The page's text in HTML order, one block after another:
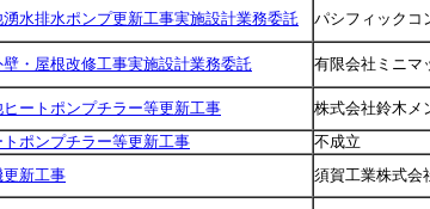
湧水排水ポンプ更新工事実施設計業務委託 パシフィック
・屋根改修工事実施設計業務委託 有限会社ミニ
ートポンプチラー等更新工事 株式会社鈴木
ポンプチラー等更新工事 不成立
新工事 須賀工業株式